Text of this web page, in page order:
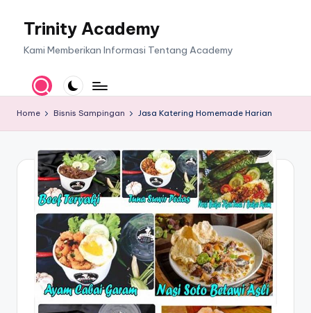
Trinity Academy
Kami Memberikan Informasi Tentang Academy
Home Bisnis Sampingan Jasa Katering Homemade Harian